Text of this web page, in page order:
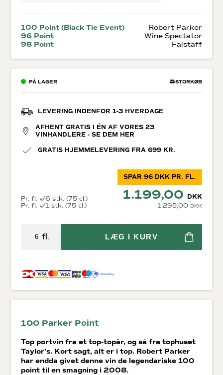
100 Point (Black Tie Event)
Robert Parker
96 Point
Wine Spectator
98 Point
Falstaff
PÅ LAGER STORKØB
LEVERING INDENFOR 1-3 HVERDAGE
AFHENT GRATIS I ÉN AF VORES 23
VINHANDLERE - SE DEM HER
GRATIS HJEMMELEVERING FRA 699 KR.
Pr. fl. v/1 stk. (75 cl.) 1.295,00 DKK
Pr. fl. v/6 stk. (75 cl.) 1.199,00 DKK
SPAR 96 DKK PR. FL.
fl. LÆG I KURV
100 Parker Point
Top portvin fra et top-topår, og så fra tophuset
Taylor’s. Kort sagt, alt er i top. Robert Parker
har endda givet denne vin de legendariske 100
point til en smagning i 2008.